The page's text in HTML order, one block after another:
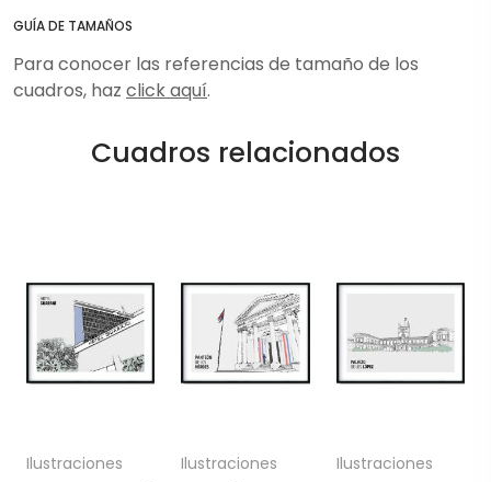
GUÍA DE TAMAÑOS
Para conocer las referencias de tamaño de los
cuadros, haz click aquí.
Cuadros relacionados
Ilustraciones
Ilustraciones
Ilustraciones